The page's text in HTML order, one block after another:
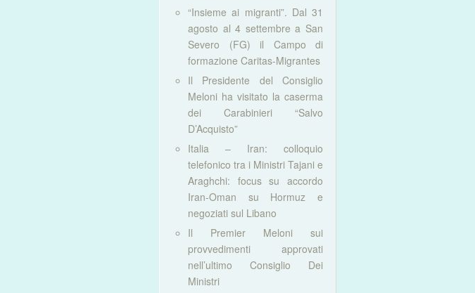
“Insieme ai migranti”. Dal 31
agosto al 4 settembre a San
Severo (FG) il Campo di
formazione Caritas-Migrantes
Il Presidente del Consiglio
Meloni ha visitato la caserma
dei Carabinieri “Salvo
D’Acquisto”
Italia – Iran: colloquio
telefonico tra i Ministri Tajani e
Araghchi: focus su accordo
Iran-Oman su Hormuz e
negoziati sul Libano
Il Premier Meloni sui
provvedimenti approvati
nell’ultimo Consiglio Dei
Ministri